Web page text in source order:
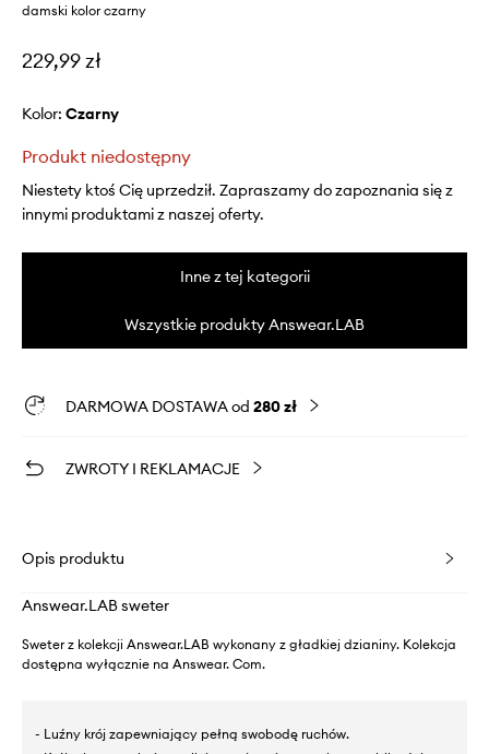
damski kolor czarny
229,99 zł
Kolor: czarny
Produkt niedostępny
Niestety ktoś Cię uprzedził. Zapraszamy do zapoznania się z
innymi produktami z naszej oferty.
Inne z tej kategorii
Wszystkie produkty Answear.LAB
DARMOWA DOSTAWA od 280 zł
ZWROTY I REKLAMACJE
Opis produktu
Answear.LAB sweter
Sweter z kolekcji Answear.LAB wykonany z gładkiej dzianiny. Kolekcja
dostępna wyłącznie na Answear. Com.
- Luźny krój zapewniający pełną swobodę ruchów.